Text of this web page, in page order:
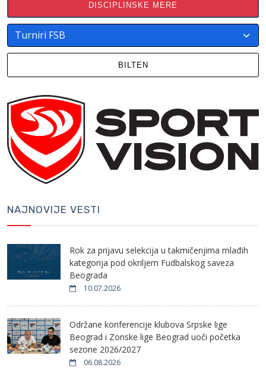
DISCIPLINSKE MERE
BILTEN
NAJNOVIJE VESTI
Rok za prijavu selekcija u takmičenjima mlađih
kategorija pod okriljem Fudbalskog saveza
Beograda
10.07.2026
Održane konferencije klubova Srpske lige
Beograd i Zonske lige Beograd uoči početka
sezone 2026/2027
06.08.2026